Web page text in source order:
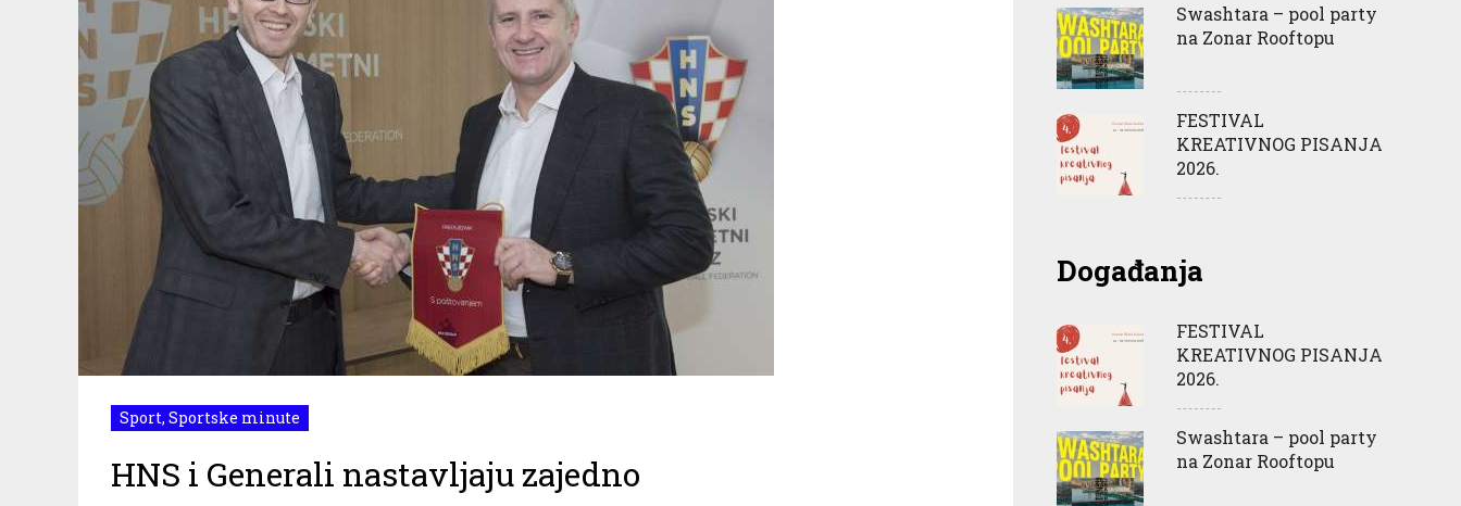
Sport, Sportske minute
HNS i Generali nastavljaju zajedno
Swashtara – pool party
na Zonar Rooftopu
FESTIVAL
KREATIVNOG PISANJA
2026.
Događanja
FESTIVAL
KREATIVNOG PISANJA
2026.
Swashtara – pool party
na Zonar Rooftopu